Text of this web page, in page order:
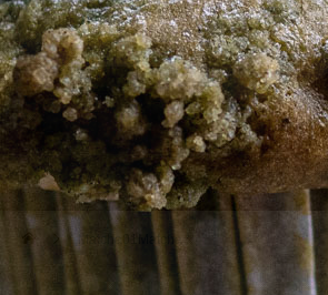
work
Matcha01Matcha